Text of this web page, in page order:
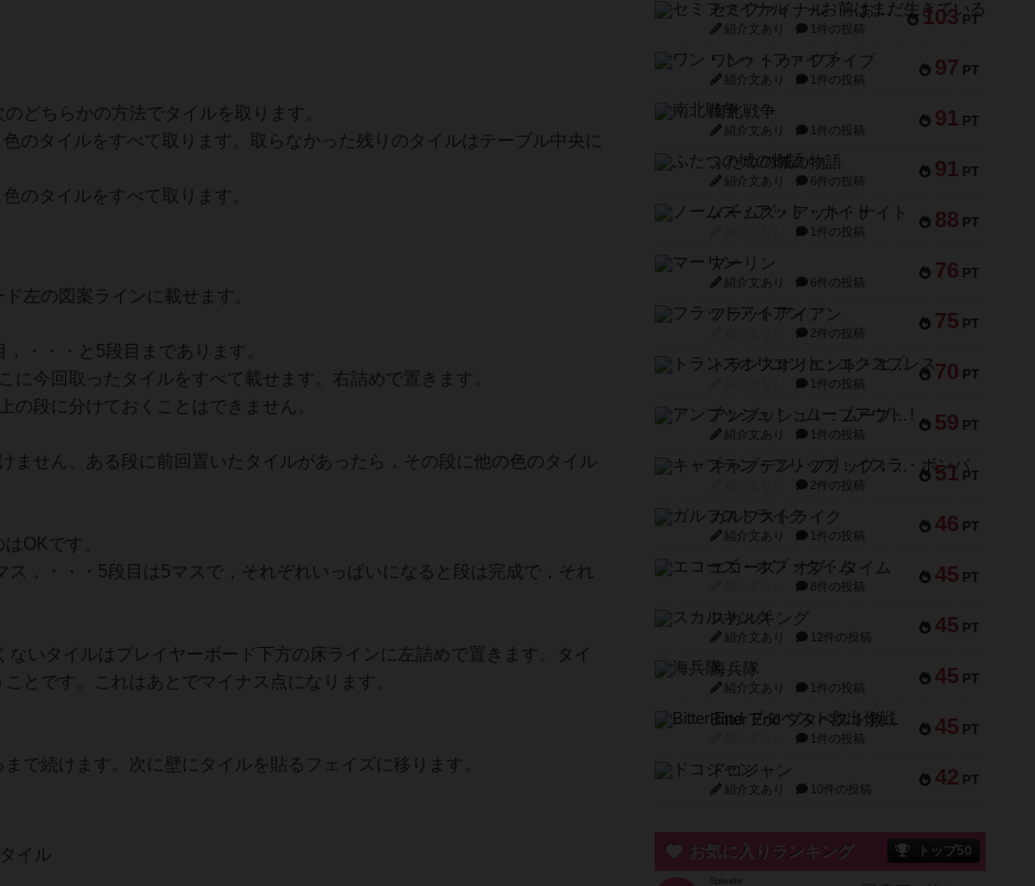
どちらかの方法でタイルを取ります。
イルをすべて取ります。取らなかった残りのタイルはテーブル中央に
イルをすべて取ります。
左の図案ラインに載せます。
・・と5段目まであります。
今回取ったタイルをすべて載せます。右詰めで置きます。
段に分けておくことはできません。
せん。ある段に前回置いたタイルがあったら，その段に他の色のタイル
OKです。
・・・5段目は5マスで，それぞれいっぱいになると段は完成で，それ
タイルはプレイヤーボード下方の床ラインに左詰めで置きます。タイ
とです。これはあとでマイナス点になります。
で続けます。次に壁にタイルを貼るフェイズに移ります。
イル
103 PT
セミファイナル ～お前はまだ生きている～
紹介文あり 1件の投稿
97 PT
ワン・トゥ・ファイブ
紹介文あり 1件の投稿
91 PT
南北戦争
紹介文あり 1件の投稿
91 PT
ふたつの城の物語
紹介文あり 6件の投稿
88 PT
ノームズ・アット・ナイト
1件の投稿
76 PT
マーリン
紹介文あり 6件の投稿
75 PT
フラットアイアン
2件の投稿
70 PT
トランスオリエント・エクスプレス
1件の投稿
59 PT
アンブッシュ！：ムーブアウト！
紹介文あり 1件の投稿
51 PT
キャプテン・フリップ：イスラ・ボンバ
2件の投稿
46 PT
ガルフストライク
紹介文あり 1件の投稿
45 PT
エコーズ・オブ・タイム
8件の投稿
45 PT
スカルキング
紹介文あり 12件の投稿
45 PT
海兵隊
紹介文あり 1件の投稿
45 PT
Bitter End ブタペスト救出作戦
1件の投稿
42 PT
ドコジャン
紹介文あり 10件の投稿
お気に入りランキング トップ50